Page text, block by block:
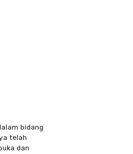
bidang
telah
dan